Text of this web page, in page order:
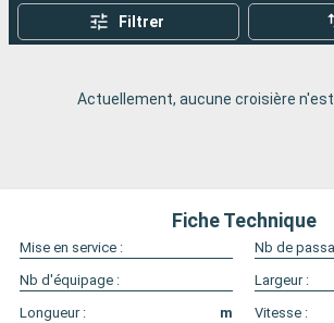
Filtrer
Actuellement, aucune croisière
Fiche Technique
Mise en service :
Nb de
Nb d'équipage :
Largeur :
Longueur :
m Vitesse :